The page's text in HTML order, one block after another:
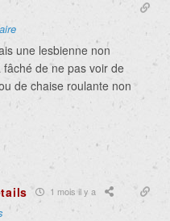
une lesbienne non
fâché de ne pas voir de
de chaise roulante non
1 mois il y a